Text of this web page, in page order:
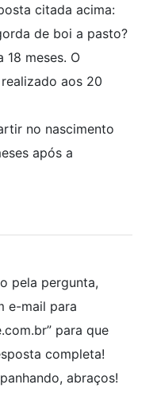
citada acima:
de boi a pasto?
18 meses. O
aos 20
no nascimento
após a
pela pergunta,
e-mail para
para que
completa!
abraços!